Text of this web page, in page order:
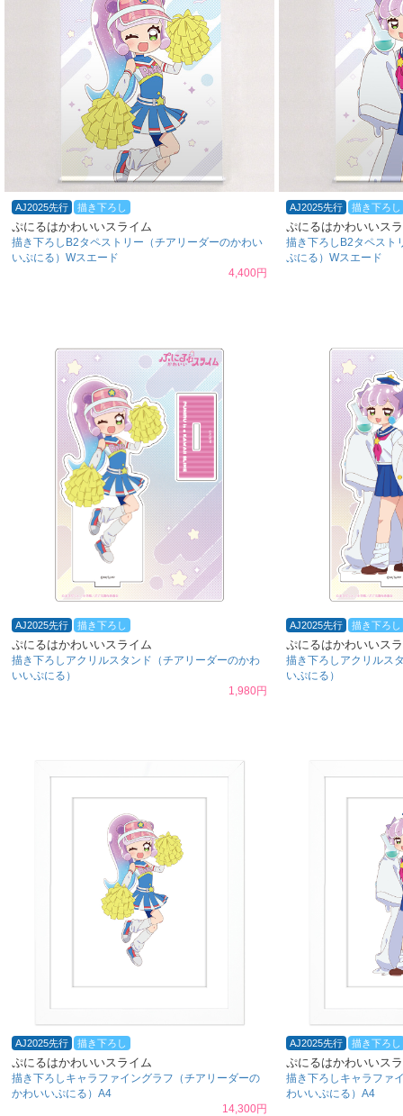
AJ2025先行 描き下ろし
ぷにるはかわいいスライム
描き下ろしB2タペストリー（チアリーダーのかわい
いぷにる）Wスエード
4,400円
AJ2025先行 描き下ろし
ぷにるはかわいいス
描き下ろしB2タペスト
ぷにる）Wスエード
AJ2025先行 描き下ろし
ぷにるはかわいいスライム
描き下ろしアクリルスタンド（チアリーダーのかわ
いいぷにる）
1,980円
AJ2025先行 描き下ろし
ぷにるはかわいいス
描き下ろしアクリルス
いぷにる）
AJ2025先行 描き下ろし
ぷにるはかわいいスライム
描き下ろしキャラファイングラフ（チアリーダーの
かわいいぷにる）A4
14,300円
AJ2025先行 描き下ろし
ぷにるはかわいいス
描き下ろしキャラファ
わいいぷにる）A4